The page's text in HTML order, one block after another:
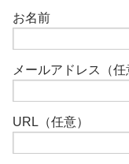
お名前
メールアドレス（任
URL（任意）